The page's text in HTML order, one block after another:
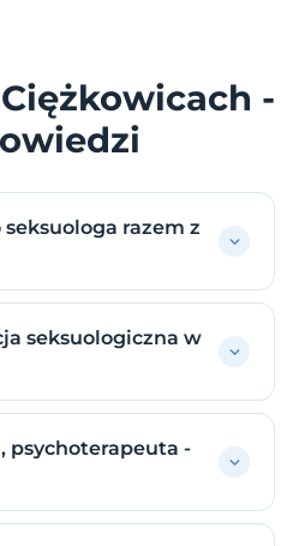
-
razem z
seksuologiczna w
psychoterapeuta -